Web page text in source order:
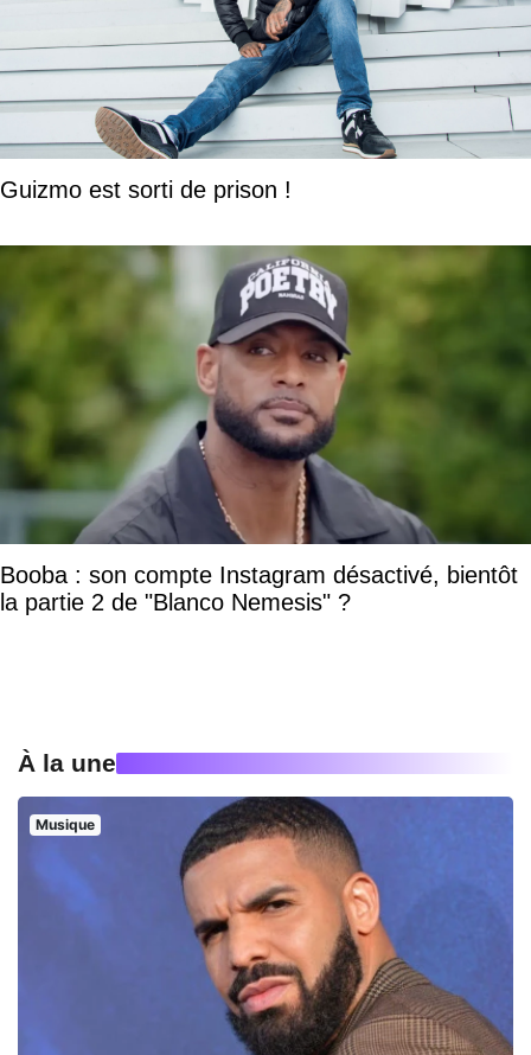
Guizmo est sorti de prison !
Booba : son compte Instagram désactivé, bientôt
la partie 2 de "Blanco Nemesis" ?
À la une
Musique